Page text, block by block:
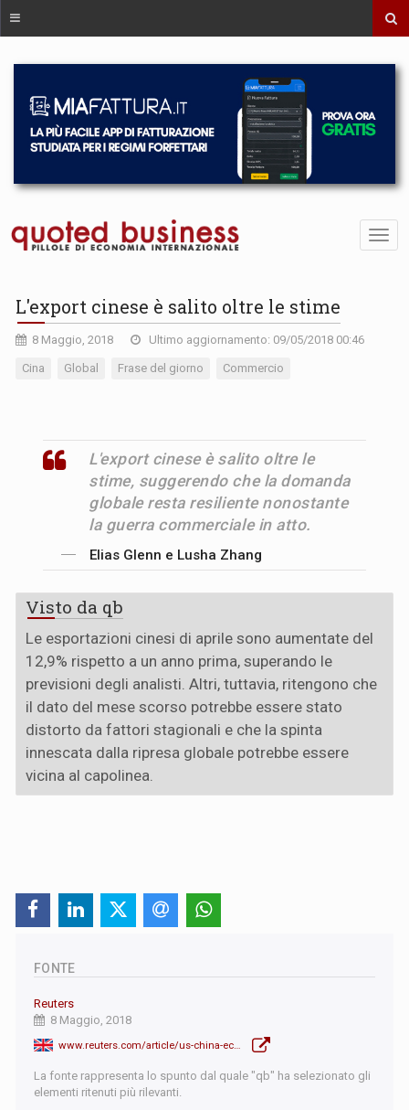
L'export cinese è salito oltre le stime
8 Maggio, 2018 Ultimo aggiornamento: 09/05/2018 00:46
Cina Global Frase del giorno Commercio
L'export cinese è salito oltre le
stime, suggerendo che la domanda
globale resta resiliente nonostante
la guerra commerciale in atto.
Elias Glenn e Lusha Zhang
Visto da qb
Le esportazioni cinesi di aprile sono aumentate del
12,9% rispetto a un anno prima, superando le
previsioni degli analisti. Altri, tuttavia, ritengono che
il dato del mese scorso potrebbe essere stato
distorto da fattori stagionali e che la spinta
innescata dalla ripresa globale potrebbe essere
vicina al capolinea.
FONTE
Reuters
8 Maggio, 2018
La fonte rappresenta lo spunto dal quale "qb" ha selezionato gli
elementi ritenuti più rilevanti.